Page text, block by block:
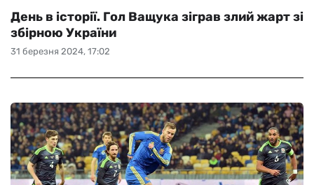
31 березня 2024, 17:02
День в історії. Гол Ващука зіграв злий жарт зі
збірною України